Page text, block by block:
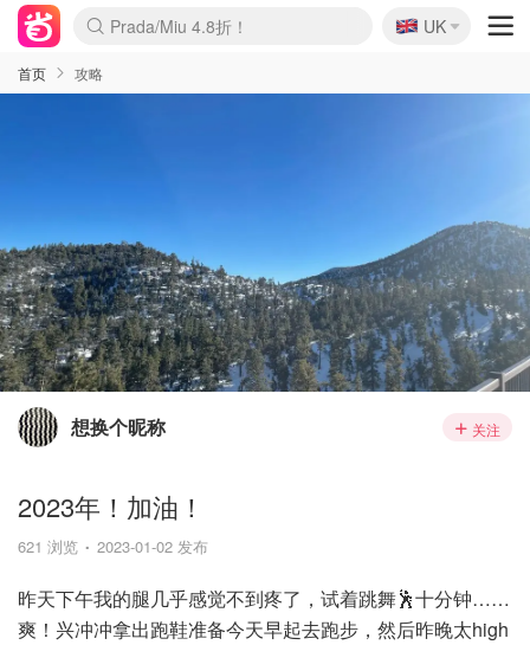
Prada/Miu 4.8折！
🇬🇧
UK
首页 攻略
想换个昵称 关注
2023年！加油！
621 浏览 2023-01-02 发布
昨天下午我的腿几乎感觉不到疼了，试着跳舞🕺十分钟……
爽！兴冲冲拿出跑鞋准备今天早起去跑步，然后昨晚太high